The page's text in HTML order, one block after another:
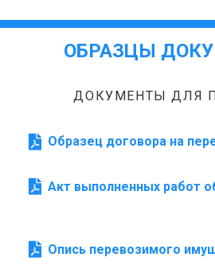
ОБРАЗЦЫ
ДОКУМЕНТЫ ДЛЯ
Образец договора на
Акт выполненных работ
Опись перевозимого